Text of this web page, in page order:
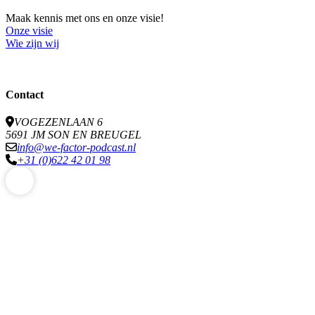
Maak kennis met ons en onze visie!
Onze visie
Wie zijn wij
Contact
VOGEZENLAAN 6
5691 JM SON EN BREUGEL
info@we-factor-podcast.nl
+31 (0)622 42 01 98